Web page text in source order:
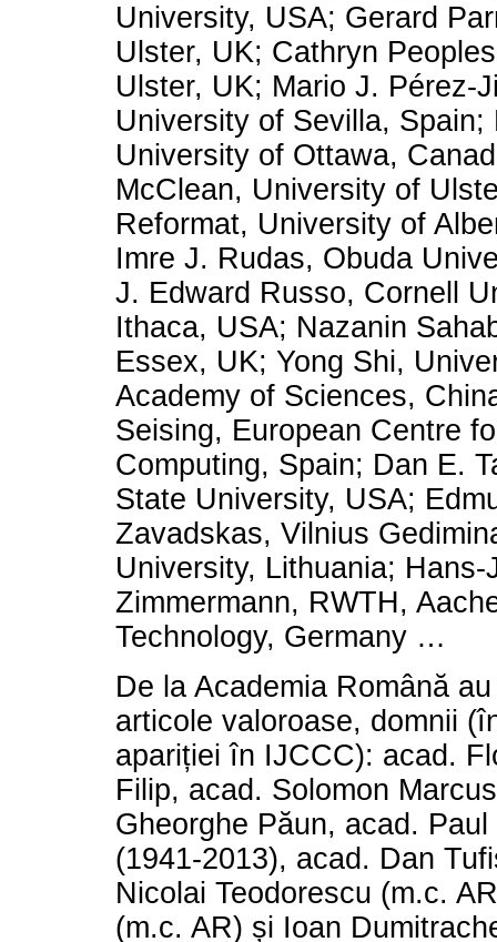
University, USA; Gerard
Ulster, UK; Cathryn
Ulster, UK; Mario J. Pérez-
University of Sevilla, Spain;
University of Ottawa,
McClean, University of
Reformat, University of
Imre J. Rudas, Obuda
J. Edward Russo, Cornell
Ithaca, USA; Nazanin
Essex, UK; Yong Shi,
Academy of Sciences,
Seising, European Centre
Computing, Spain; Dan E.
State University, USA;
Zavadskas, Vilnius
University, Lithuania; Hans-
Zimmermann, RWTH,
Technology, Germany …
De la Academia Română
articole valoroase, domnii
apariției în IJCCC): acad.
Filip, acad. Solomon
Gheorghe Păun, acad.
(1941-2013), acad. Dan
Nicolai Teodorescu (m.c.
(m.c. AR) și Ioan